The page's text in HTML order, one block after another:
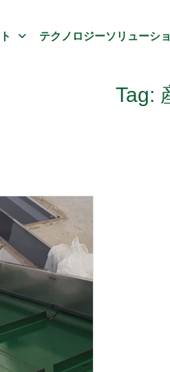
テクノロジーソリューシ
Tag: